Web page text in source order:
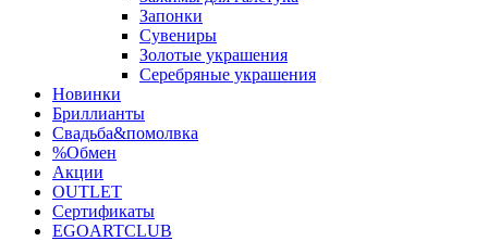
Запонки
Сувениры
Золотые украшения
Серебряные украшения
Новинки
Бриллианты
Свадьба&помолвка
%Обмен
Акции
OUTLET
Сертификаты
EGOARTCLUB